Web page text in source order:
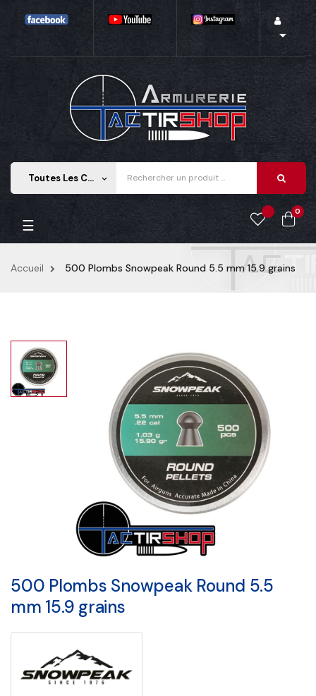

Toutes Les Catégories keyboard_arrow_down
0
Basculer
la
☰
Accueil 500 Plombs Snowpeak Round 5.5 mm 15.9 grains
500 Plombs Snowpeak Round 5.5
mm 15.9 grains